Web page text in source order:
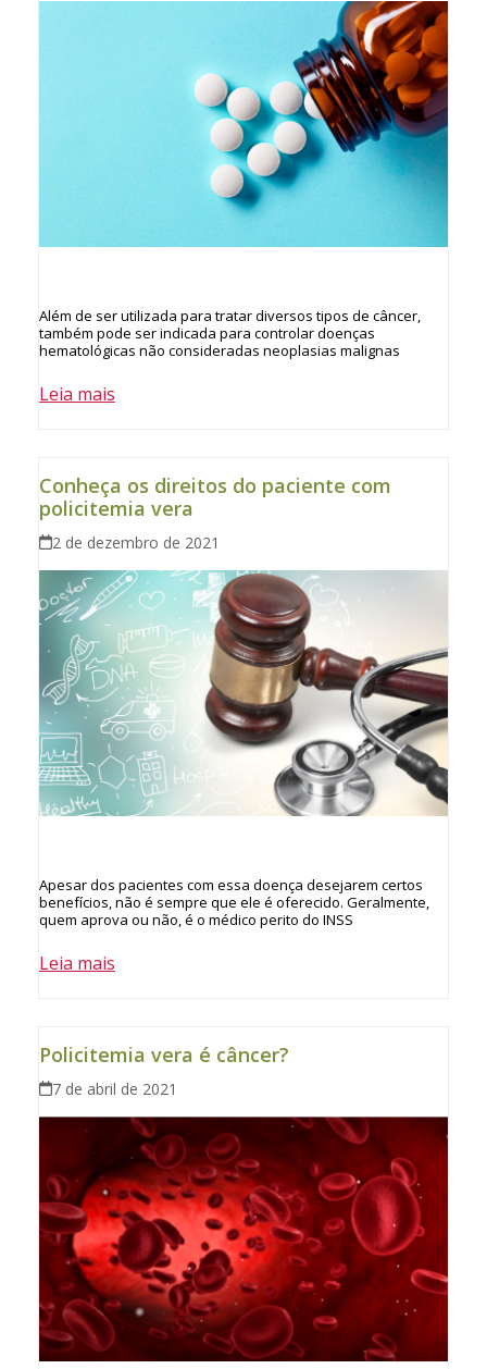
Além de ser utilizada para tratar diversos tipos de câncer,
também pode ser indicada para controlar doenças
hematológicas não consideradas neoplasias malignas
Leia mais
Conheça os direitos do paciente com
policitemia vera
2 de dezembro de 2021
Apesar dos pacientes com essa doença desejarem certos
benefícios, não é sempre que ele é oferecido. Geralmente,
quem aprova ou não, é o médico perito do INSS
Leia mais
Policitemia vera é câncer?
7 de abril de 2021